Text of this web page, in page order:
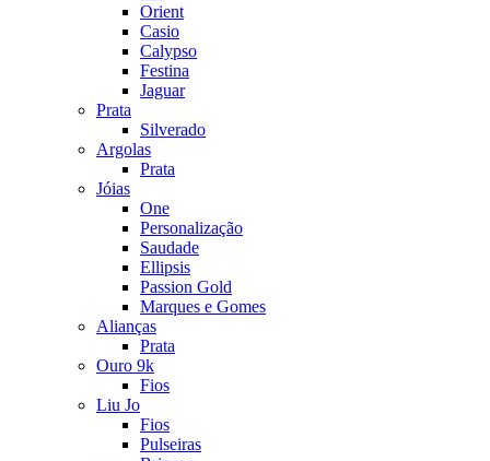
Orient
Casio
Calypso
Festina
Jaguar
Prata
Silverado
Argolas
Prata
Jóias
One
Personalização
Saudade
Ellipsis
Passion Gold
Marques e Gomes
Alianças
Prata
Ouro 9k
Fios
Liu Jo
Fios
Pulseiras